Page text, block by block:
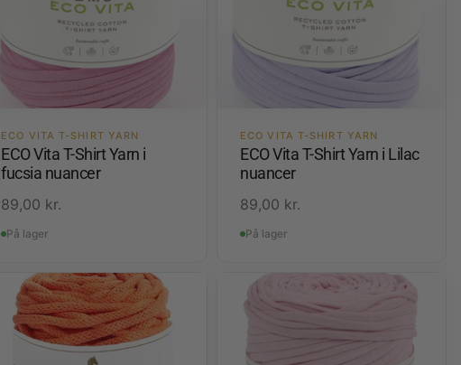
ECO VITA T-SHIRT YARN
ECO Vita T-Shirt Yarn i
fucsia nuancer
89,00 kr.
På lager
ECO VITA T-SHIRT YARN
ECO Vita T-Shirt Yarn i Lilac
nuancer
89,00 kr.
På lager